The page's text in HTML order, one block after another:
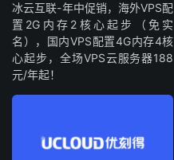
冰云互联-年中促销，海外VPS配
置2G内存2核心起步（免实
名），国内VPS配置4G内存4核
心起步，全场VPS云服务器188
元/年起！